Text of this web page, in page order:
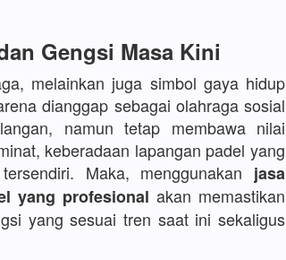
Gengsi Masa Kini
melainkan juga simbol gaya hidup
dianggap sebagai olahraga sosial
namun tetap membawa nilai
keberadaan lapangan padel yang
Maka, menggunakan jasa
yang profesional akan memastikan
yang sesuai tren saat ini sekaligus